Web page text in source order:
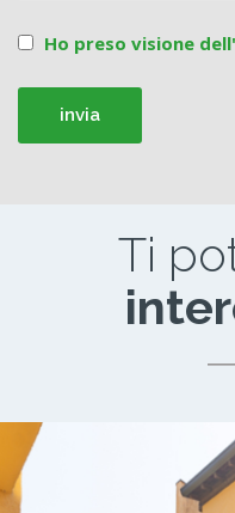
Ho preso visione
Ti